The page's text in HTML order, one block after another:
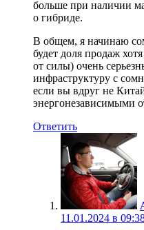
больше при наличии
о гибриде.
В общем, я начинаю
будет доля продаж
от силы) очень
инфраструктуру с
если вы вдруг не
энергонезависимыми
Ответить
11.01.2024 в